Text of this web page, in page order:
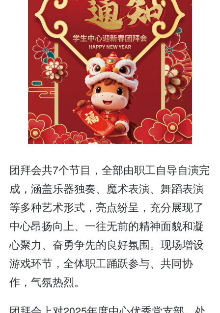
团拜会共7个节目，全部由职工自导自演完
成，涵盖乐器独奏、魔术表演、舞蹈表演
等多种艺术形式，亮点纷呈，充分展现了
中心昂扬向上、一往无前的精神面貌和凝
心聚力、奋勇争先的良好氛围。现场增设
游戏环节，全体职工踊跃参与、共同协
作，气氛热烈。